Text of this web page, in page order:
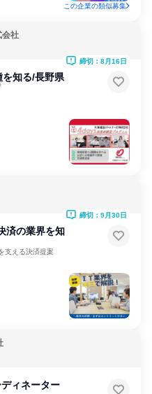
この企業の類似募集
会社
知る/長野県
締切：8月16日
済の業界を知
支える決済提案
締切：9月30日
ィネーター